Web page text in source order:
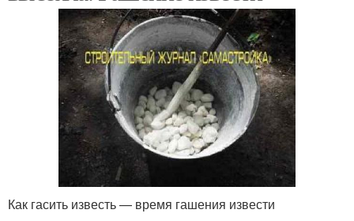
Как гасить известь — время гашения извести